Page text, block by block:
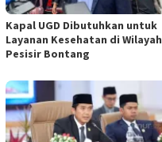
Kapal UGD Dibutuhkan untuk
Layanan Kesehatan di Wilayah
Pesisir Bontang